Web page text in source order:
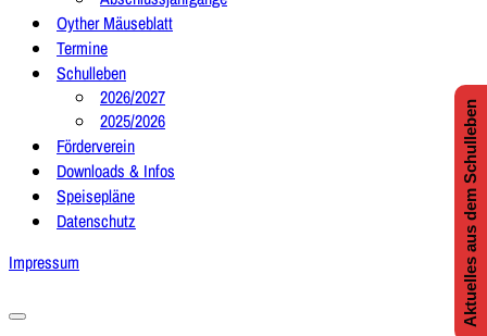
Oyther Mäuseblatt
Termine
Schulleben
2026/2027
2025/2026
Förderverein
Downloads & Infos
Speisepläne
Datenschutz
Impressum
Navigationsmenü
Aktuelles aus dem Schulleben